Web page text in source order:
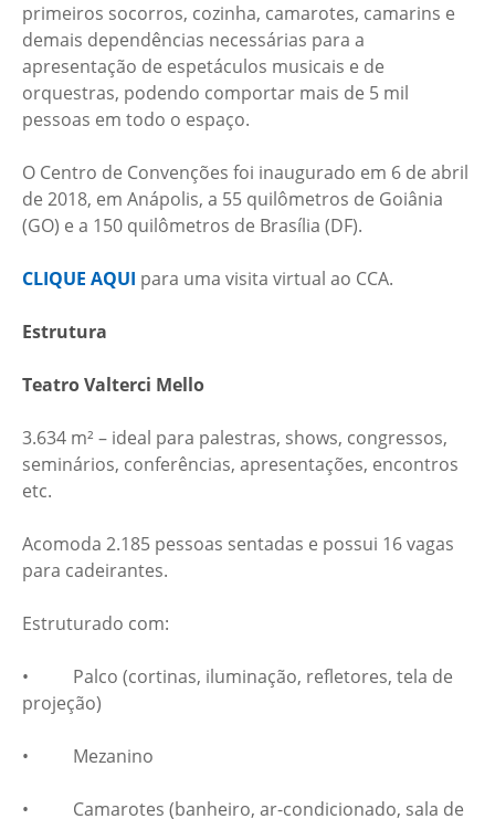
primeiros socorros, cozinha, camarotes, camarins e
demais dependências necessárias para a
apresentação de espetáculos musicais e de
orquestras, podendo comportar mais de 5 mil
pessoas em todo o espaço.
O Centro de Convenções foi inaugurado em 6 de abril
de 2018, em Anápolis, a 55 quilômetros de Goiânia
(GO) e a 150 quilômetros de Brasília (DF).
CLIQUE AQUI para uma visita virtual ao CCA.
Estrutura
Teatro Valterci Mello
3.634 m² – ideal para palestras, shows, congressos,
seminários, conferências, apresentações, encontros
etc.
Acomoda 2.185 pessoas sentadas e possui 16 vagas
para cadeirantes.
Estruturado com:
• Palco (cortinas, iluminação, refletores, tela de
projeção)
• Mezanino
• Camarotes (banheiro, ar-condicionado, sala de